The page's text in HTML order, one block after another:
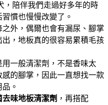
，陪伴我們走過好多年的時
慣也慢慢改變了。
外，偶爾也會有漏尿、腳掌
，地板真的很容易累積毛孩
一般清潔劑，不是香味太
的腳掌，因此一直想找一款
。
去味地板清潔劑 ，再搭配